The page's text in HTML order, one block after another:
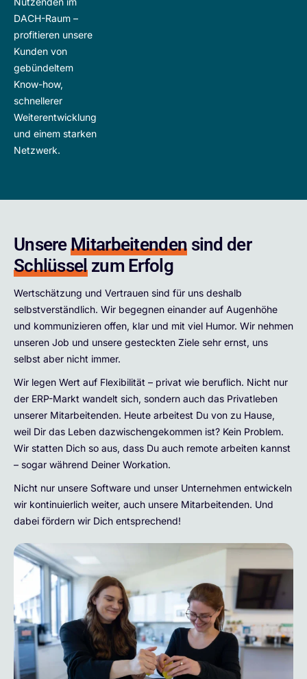
DACH-Raum –
profitieren unsere
Kunden von
gebündeltem
Know-how,
schnellerer
Weiterentwicklung
und einem starken
Netzwerk.
UnsereMitarbeitenden sind der
Schlüsselzum Erfolg
Wertschätzung und Vertrauen sind für uns deshalb
selbstverständlich. Wir begegnen einander auf Augenhöhe
und kommunizieren offen, klar und mit viel Humor. Wir nehmen
unseren Job und unsere gesteckten Ziele sehr ernst, uns
selbst aber nicht immer.
Wir legen Wert auf Flexibilität – privat wie beruflich. Nicht nur
der ERP-Markt wandelt sich, sondern auch das Privatleben
unserer Mitarbeitenden. Heute arbeitest Du von zu Hause,
weil Dir das Leben dazwischengekommen ist? Kein Problem.
Wir statten Dich so aus, dass Du auch remote arbeiten kannst
– sogar während Deiner Workation.
Nicht nur unsere Software und unser Unternehmen entwickeln
wir kontinuierlich weiter, auch unsere Mitarbeitenden. Und
dabei fördern wir Dich entsprechend!